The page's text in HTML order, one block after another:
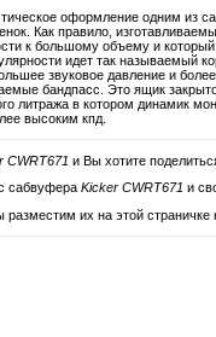
оформление одним из
Как правило,
к большому объему и
идет так называемый
звуковое давление и
бандпасс. Это ящик
литража в котором динамик
высоким кпд.
CWRT671 и Вы хотите
сабвуфера Kicker CWRT671 и
разместим их на этой страничке